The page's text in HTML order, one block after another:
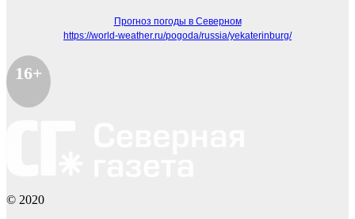
Прогноз погоды в Северном
https://world-weather.ru/pogoda/russia/yekaterinburg/
16+
© 2020